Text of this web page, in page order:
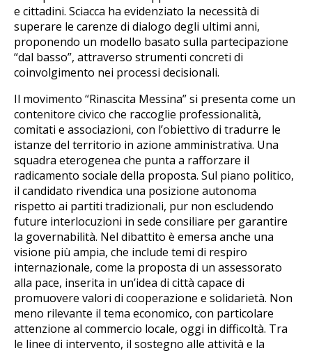
e cittadini. Sciacca ha evidenziato la necessità di
superare le carenze di dialogo degli ultimi anni,
proponendo un modello basato sulla partecipazione
“dal basso”, attraverso strumenti concreti di
coinvolgimento nei processi decisionali.
Il movimento “Rinascita Messina” si presenta come un
contenitore civico che raccoglie professionalità,
comitati e associazioni, con l’obiettivo di tradurre le
istanze del territorio in azione amministrativa. Una
squadra eterogenea che punta a rafforzare il
radicamento sociale della proposta. Sul piano politico,
il candidato rivendica una posizione autonoma
rispetto ai partiti tradizionali, pur non escludendo
future interlocuzioni in sede consiliare per garantire
la governabilità. Nel dibattito è emersa anche una
visione più ampia, che include temi di respiro
internazionale, come la proposta di un assessorato
alla pace, inserita in un’idea di città capace di
promuovere valori di cooperazione e solidarietà. Non
meno rilevante il tema economico, con particolare
attenzione al commercio locale, oggi in difficoltà. Tra
le linee di intervento, il sostegno alle attività e la